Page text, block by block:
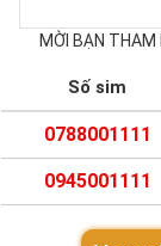
MỜI BẠN THAM
Số sim
0788001111
0945001111